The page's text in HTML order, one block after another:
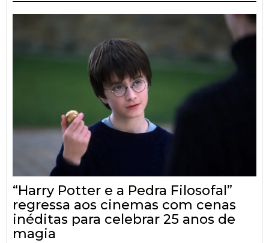
“Harry Potter e a Pedra Filosofal”
regressa aos cinemas com cenas
inéditas para celebrar 25 anos de
magia